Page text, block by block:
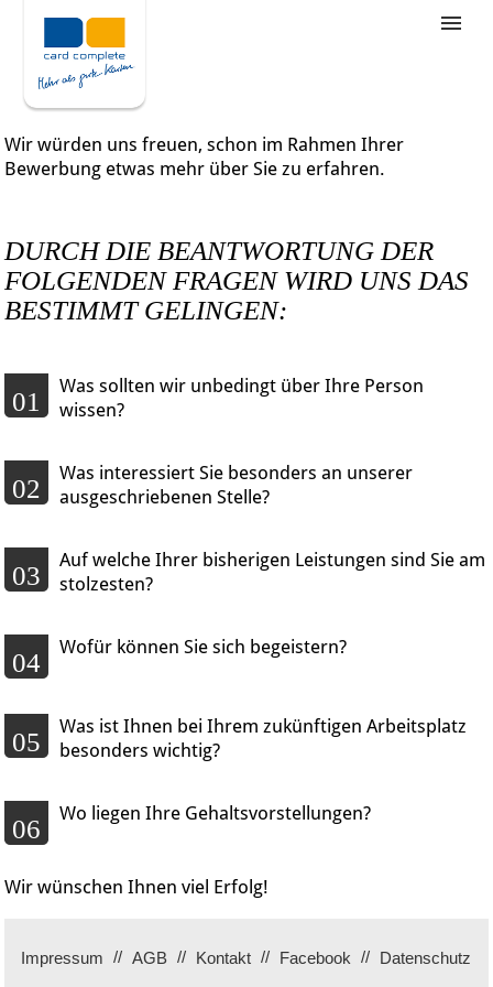
Stellenangebote
Unternehmensziele
Was wir bieten
Wir würden uns freuen, schon im Rahmen Ihrer
Bewerbung etwas mehr über Sie zu erfahren.
DURCH DIE BEANTWORTUNG DER
FOLGENDEN FRAGEN WIRD UNS DAS
BESTIMMT GELINGEN:
01
Was sollten wir unbedingt über Ihre Person
wissen?
02
Was interessiert Sie besonders an unserer
ausgeschriebenen Stelle?
03
Auf welche Ihrer bisherigen Leistungen sind Sie am
stolzesten?
04
Wofür können Sie sich begeistern?
05
Was ist Ihnen bei Ihrem zukünftigen Arbeitsplatz
besonders wichtig?
06
Wo liegen Ihre Gehaltsvorstellungen?
Wir wünschen Ihnen viel Erfolg!
Impressum AGB Kontakt Facebook Datenschutz